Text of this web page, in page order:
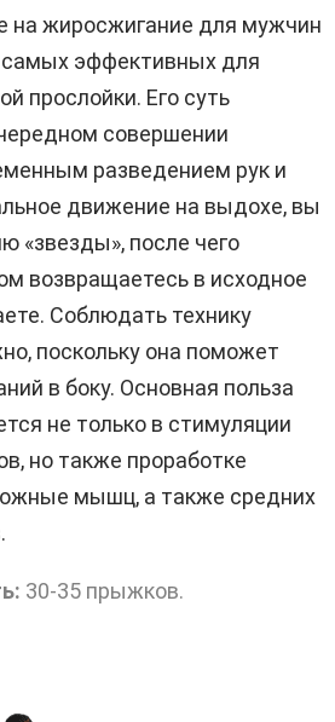
на жиросжигание для мужчин
самых эффективных для
прослойки. Его суть
совершении
разведением рук и
движение на выдохе, вы
«звезды», после чего
возвращаетесь в исходное
Соблюдать технику
поскольку она поможет
в боку. Основная польза
не только в стимуляции
но также проработке
мышц, а также средних
30-35 прыжков.